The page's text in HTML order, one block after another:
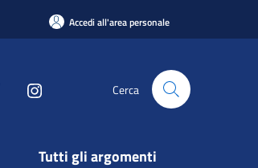
Accedi all'area personale
Cerca
Tutti gli argomenti